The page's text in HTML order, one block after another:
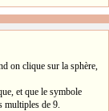
on clique sur la sphère,
et que le symbole
multiples de 9.